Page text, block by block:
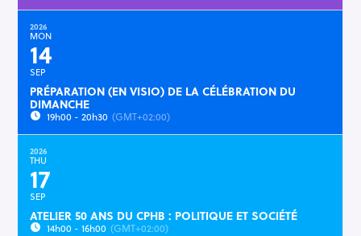
2026
MON
14
SEP
PRÉPARATION (EN VISIO) DE LA CÉLÉBRATION DU
DIMANCHE
19h00 - 20h30 (GMT+02:00)
2026
THU
17
SEP
ATELIER 50 ANS DU CPHB : POLITIQUE ET SOCIÉTÉ
14h00 - 16h00 (GMT+02:00)